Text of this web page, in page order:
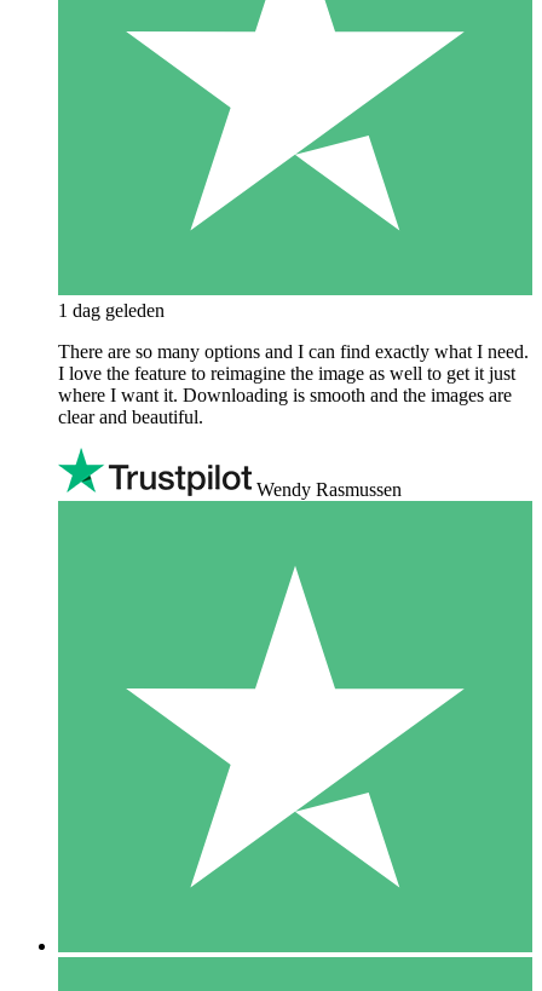
1 dag geleden
There are so many options and I can find exactly what I need.
I love the feature to reimagine the image as well to get it just
where I want it. Downloading is smooth and the images are
clear and beautiful.
Wendy Rasmussen